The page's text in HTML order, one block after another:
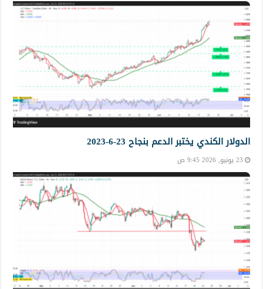
الدولار الكندي يختبر الدعم بنجاح 23-6-2023
23 يونيو, 2026 9:45 ص